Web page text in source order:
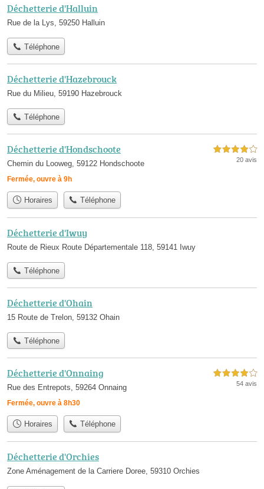
Déchetterie d'Halluin
Rue de la Lys, 59250 Halluin
Téléphone
Déchetterie d'Hazebrouck
Rue du Milieu, 59190 Hazebrouck
Téléphone
Déchetterie d'Hondschoote
Chemin du Looweg, 59122 Hondschoote
Fermée, ouvre à 9h
4,0 étoiles sur 5
20 avis
Horaires Téléphone
Déchetterie d'Iwuy
Route de Rieux Route Départementale 118, 59141 Iwuy
Téléphone
Déchetterie d'Ohain
15 Route de Trelon, 59132 Ohain
Téléphone
Déchetterie d'Onnaing
Rue des Entrepots, 59264 Onnaing
Fermée, ouvre à 8h30
4,0 étoiles sur 5
54 avis
Horaires Téléphone
Déchetterie d'Orchies
Zone Aménagement de la Carriere Doree, 59310 Orchies